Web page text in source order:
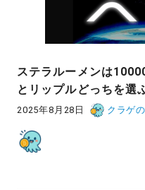
ステラルーメンは
とリップルどっちを選
2025年8月28日 クラゲ